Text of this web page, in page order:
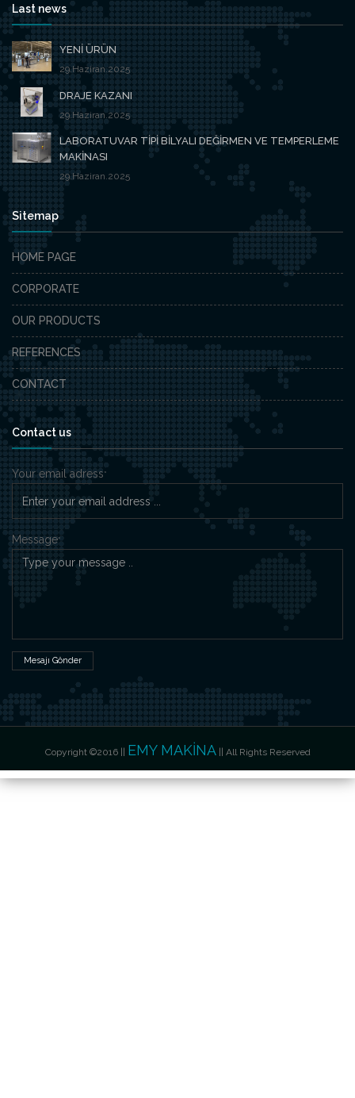
Last news
YENİ ÜRÜN
29.Haziran.2025
DRAJE KAZANI
29.Haziran.2025
LABORATUVAR TİPİ BİLYALI DEĞİRMEN VE TEMPERLEME
MAKİNASI
29.Haziran.2025
Sitemap
HOME PAGE
CORPORATE
OUR PRODUCTS
REFERENCES
CONTACT
Contact us
Your email adress*
Message*
Copyright ©2016 || EMY MAKİNA|| All Rights Reserved